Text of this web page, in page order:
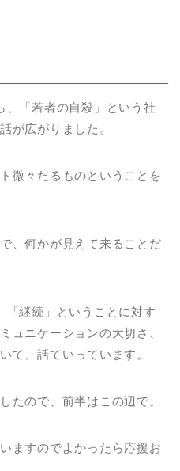
、「若者の自殺」という社
が広がりました。
微々たるものということを
、何かが見えて来ることだ
「継続」ということに対す
ュニケーションの大切さ、
て、話ていっています。
たので、前半はこの辺で。
ますのでよかったら応援お